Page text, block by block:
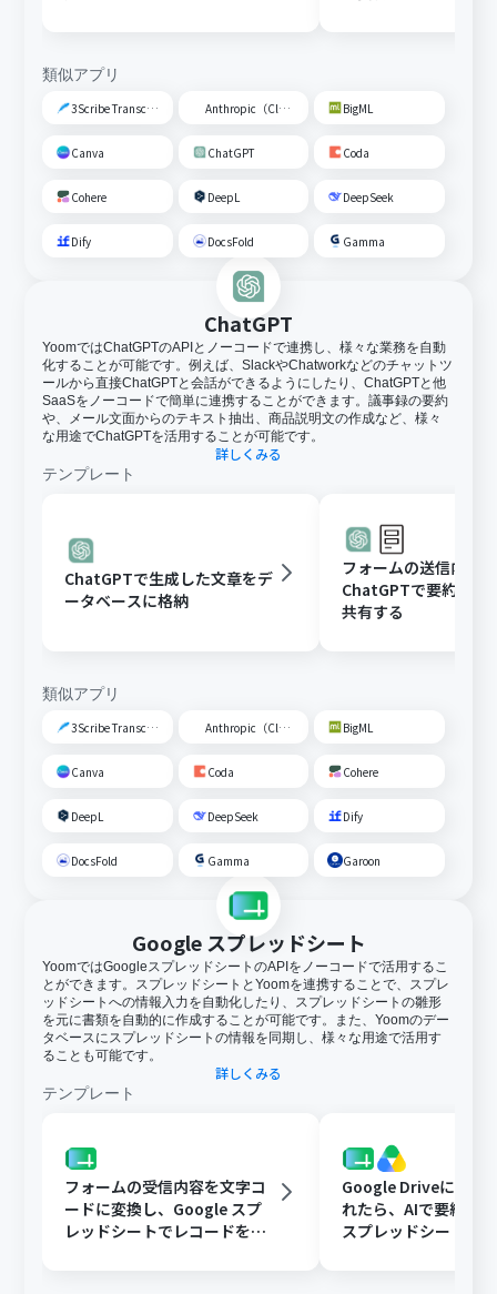
類似アプリ
3Scribe Transcription Anthropic（Claude） BigML
Canva ChatGPT Coda
Cohere DeepL DeepSeek
Dify DocsFold Gamma
ChatGPT
YoomではChatGPTのAPIとノーコードで連携し、様々な業務を自動
化することが可能です。例えば、SlackやChatworkなどのチャットツ
ールから直接ChatGPTと会話ができるようにしたり、ChatGPTと他
SaaSをノーコードで簡単に連携することができます。議事録の要約
や、メール文面からのテキスト抽出、商品説明文の作成など、様々
な用途でChatGPTを活用することが可能です。
詳しくみる
テンプレート
ChatGPTで生成した文章をデ
ータベースに格納
フォームの送信内容を
ChatGPTで要約し、
共有する
類似アプリ
3Scribe Transcription Anthropic（Claude） BigML
Canva Coda Cohere
DeepL DeepSeek Dify
DocsFold Gamma Garoon
Google スプレッドシート
YoomではGoogleスプレッドシートのAPIをノーコードで活用するこ
とができます。スプレッドシートとYoomを連携することで、スプレ
ッドシートへの情報入力を自動化したり、スプレッドシートの雛形
を元に書類を自動的に作成することが可能です。また、Yoomのデー
タベースにスプレッドシートの情報を同期し、様々な用途で活用す
ることも可能です。
詳しくみる
テンプレート
フォームの受信内容を文字コ
ードに変換し、Google スプ
レッドシートでレコードを追
Google Driveに文書
れたら、AIで要約し
スプレッドシートの